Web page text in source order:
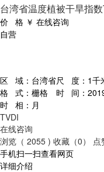
台湾省温度植被干旱指
价 格 ￥ 在线咨询
自营
区 域： 台湾省尺 度： 1千
格 式： 栅格 时 间：
时 相： 月
TVDI
在线咨询
浏览（ 2055 ) 收藏（0） 点
手机扫一扫查看网页
详细介绍